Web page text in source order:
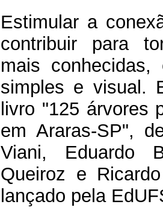
Estimular a
contribuir para
mais
simples e visual.
livro "125 árvores
em Araras-SP",
Viani, Eduardo
Queiroz e
lançado pela